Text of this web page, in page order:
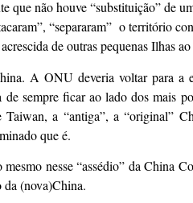
que não houve “substituição” de
“separaram” o território
de outras pequenas Ilhas
A ONU deveria voltar para
sempre ficar ao lado dos mais
Taiwan, a “antiga”, a “original”
que é.
mesmo nesse “assédio” da China
(nova)China.